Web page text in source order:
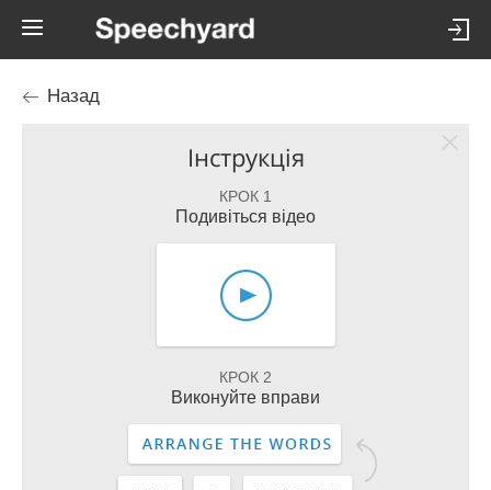
Назад
Інструкція
КРОК 1
Подивіться відео
КРОК 2
Виконуйте вправи